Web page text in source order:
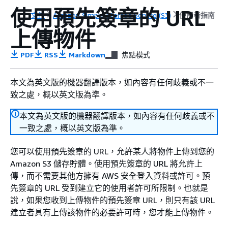
文件 Amazon Simple Storage Service (S3) 使用者指南
使用預先簽章的 URL
上傳物件
PDF RSS Markdown 焦點模式
本文為英文版的機器翻譯版本，如內容有任何歧義或不一
致之處，概以英文版為準。
本文為英文版的機器翻譯版本，如內容有任何歧義或不
一致之處，概以英文版為準。
您可以使用預先簽章的 URL，允許某人將物件上傳到您的
Amazon S3 儲存貯體。使用預先簽章的 URL 將允許上
傳，而不需要其他方擁有 AWS 安全登入資料或許可。預
先簽章的 URL 受到建立它的使用者許可所限制。也就是
說，如果您收到上傳物件的預先簽章 URL，則只有該 URL
建立者具有上傳該物件的必要許可時，您才能上傳物件。